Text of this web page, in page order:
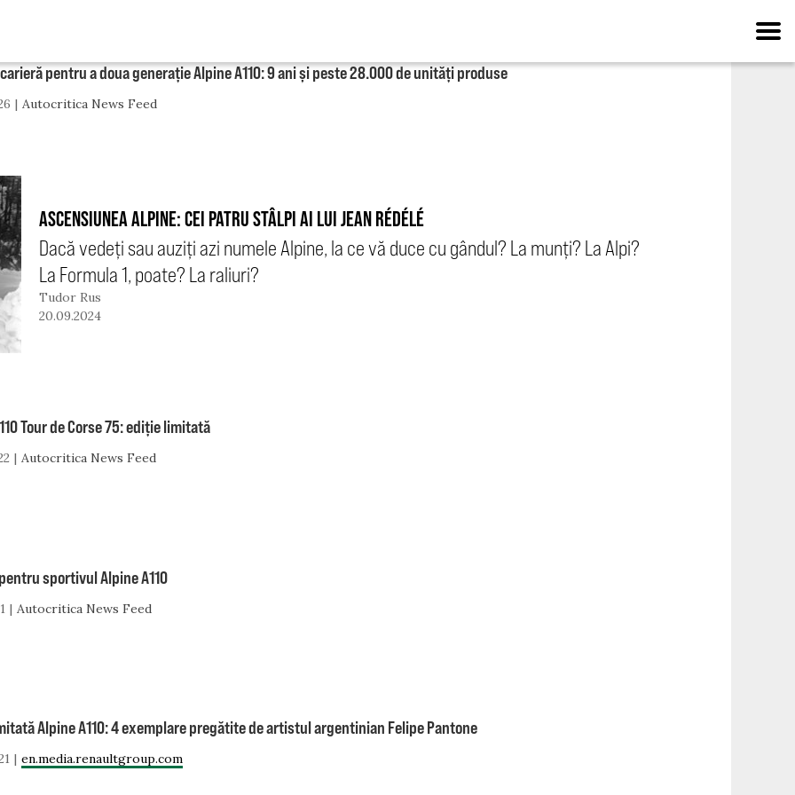
pentru a doua generație Alpine A110: 9 ani și peste 28.000 de unități produse
Autocritica News Feed
ASCENSIUNEA ALPINE: CEI PATRU STÂLPI AI LUI JEAN RÉDÉLÉ
Dacă vedeți sau auziți azi numele Alpine, la ce vă duce cu gândul? La munți? La Alpi?
La Formula 1, poate? La raliuri?
Tudor Rus
20.09.2024
Tour de Corse 75: ediție limitată
Autocritica News Feed
sportivul Alpine A110
Autocritica News Feed
Alpine A110: 4 exemplare pregătite de artistul argentinian Felipe Pantone
en.media.renaultgroup.com